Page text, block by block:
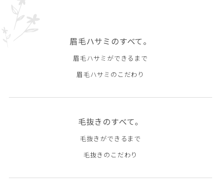
眉毛ハサミのすべて。
眉毛ハサミができるまで
眉毛ハサミのこだわり
毛抜きのすべて。
毛抜きができるまで
毛抜きのこだわり